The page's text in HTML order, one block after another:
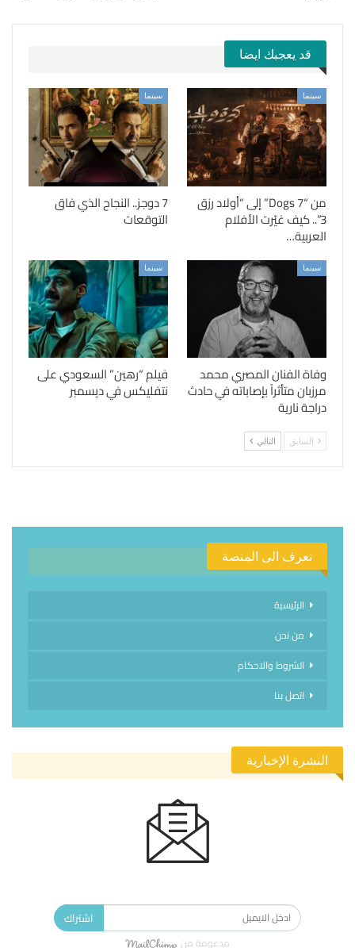
قد يعجبك ايضا
سينما
من “7 Dogs” إلى “أولاد رزق
3”.. كيف غيّرت الأفلام
العربية…
سينما
7 دوجز.. النجاح الذي فاق
التوقعات
سينما
وفاة الفنان المصري محمد
مرزبان متأثراً بإصاباته في حادث
دراجة نارية
سينما
فيلم “رهين” السعودي على
نتفليكس في ديسمبر
السابق التالي
تعرف الى المنصة
الرئيسية
من نحن
الشروط والاحكام
اتصل بنا
النشرة الإخبارية
اشتراك
مدعومة من